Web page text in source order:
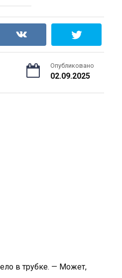
Опубликовано
02.09.2025
в трубке. — Может,